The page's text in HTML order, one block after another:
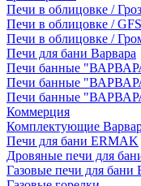
Печи в облицовке /
Печи в облицовке /
Печи в облицовке /
Печи для бани Варвара
Печи банные
Печи банные
Печи банные
Коммерция
Комплектующие
Печи для бани ERMAK
Дровяные печи для
Газовые печи для бани